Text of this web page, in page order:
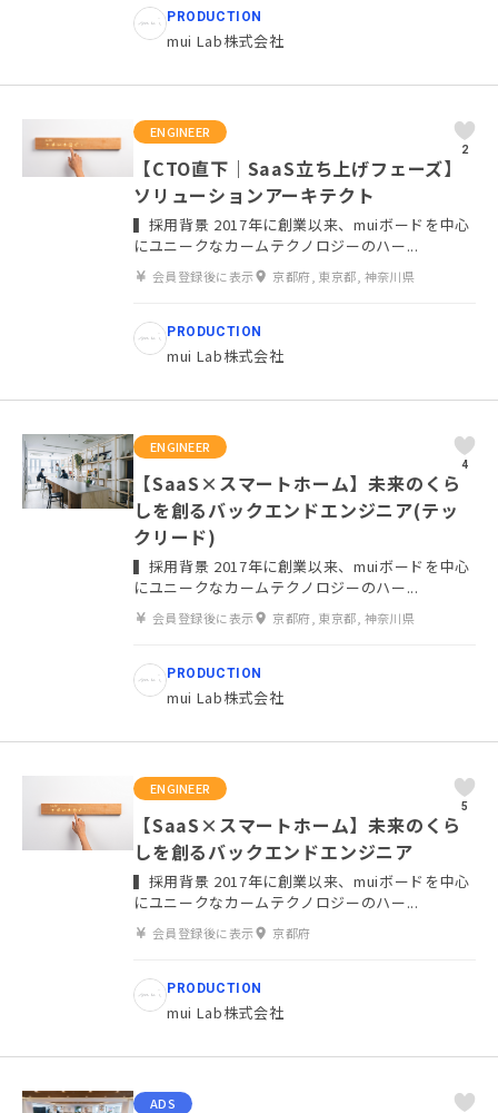
PRODUCTION
mui Lab株式会社
ENGINEER
2
【CTO直下｜SaaS立ち上げフェーズ】
ソリューションアーキテクト
▍採用背景 2017年に創業以来、muiボードを中心
にユニークなカームテクノロジーのハー...
会員登録後に表示 京都府, 東京都, 神奈川県
PRODUCTION
mui Lab株式会社
ENGINEER
4
【SaaS×スマートホーム】未来のくら
しを創るバックエンドエンジニア(テッ
クリード)
▍採用背景 2017年に創業以来、muiボードを中心
にユニークなカームテクノロジーのハー...
会員登録後に表示 京都府, 東京都, 神奈川県
PRODUCTION
mui Lab株式会社
ENGINEER
5
【SaaS×スマートホーム】未来のくら
しを創るバックエンドエンジニア
▍採用背景 2017年に創業以来、muiボードを中心
にユニークなカームテクノロジーのハー...
会員登録後に表示 京都府
PRODUCTION
mui Lab株式会社
ADS